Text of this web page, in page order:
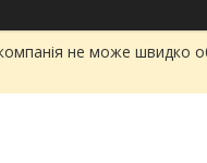
не може швидко